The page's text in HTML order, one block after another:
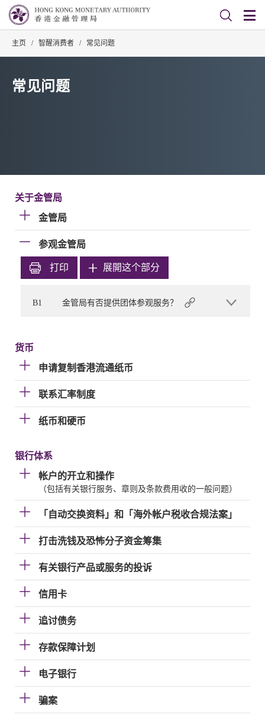
主页 / 智醒消费者 / 常见问题
常见问题
关于金管局
金管局
参观金管局
打印 展開这个部分
B1 金管局有否提供团体参观服务？
货币
申请复制香港流通纸币
联系汇率制度
纸币和硬币
银行体系
帐户的开立和操作
（包括有关银行服务、章则及条款费用收的一般问题）
「自动交换资料」和「海外帐户税收合规法案」
打击洗钱及恐怖分子资金筹集
有关银行产品或服务的投诉
信用卡
追讨债务
存款保障计划
电子银行
骗案